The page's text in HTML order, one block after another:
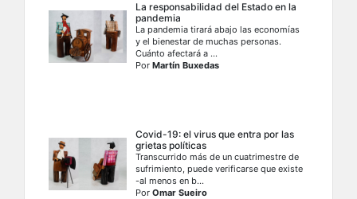
La responsabilidad del Estado en la
pandemia
La pandemia tirará abajo las economías
y el bienestar de muchas personas.
Cuánto afectará a ...
PorMartín Buxedas
Covid-19: el virus que entra por las
grietas políticas
Transcurrido más de un cuatrimestre de
sufrimiento, puede verificarse que existe
-al menos en b...
PorOmar Sueiro